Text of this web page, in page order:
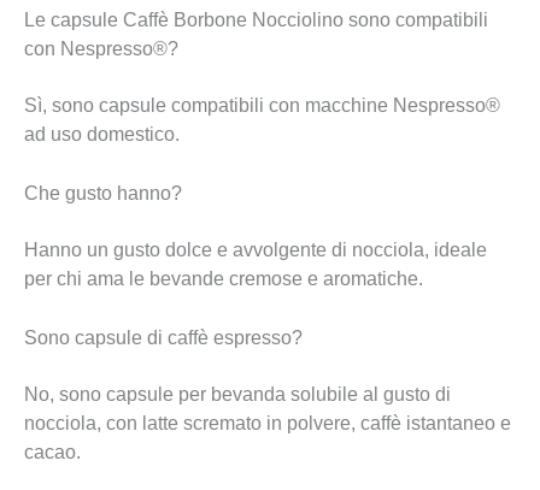
Le capsule Caffè Borbone Nocciolino sono compatibili
con Nespresso®?
Sì, sono capsule compatibili con macchine Nespresso®
ad uso domestico.
Che gusto hanno?
Hanno un gusto dolce e avvolgente di nocciola, ideale
per chi ama le bevande cremose e aromatiche.
Sono capsule di caffè espresso?
No, sono capsule per bevanda solubile al gusto di
nocciola, con latte scremato in polvere, caffè istantaneo e
cacao.